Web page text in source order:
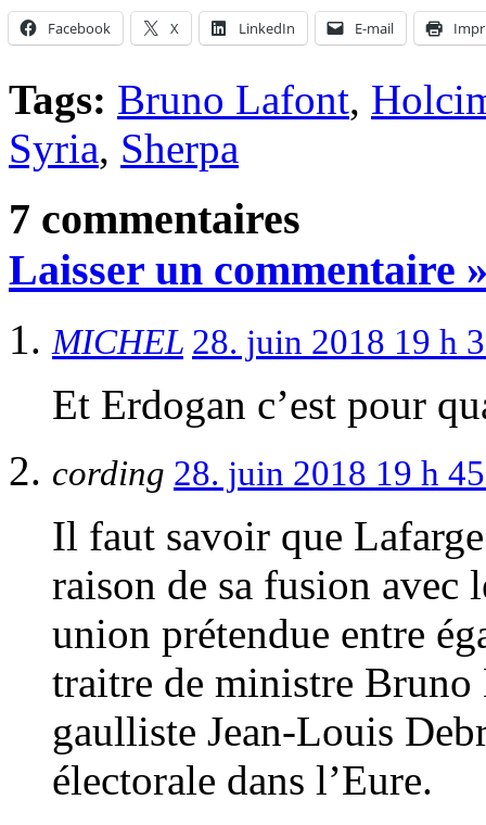
Facebook X LinkedIn E-mail
Tags: Bruno Lafont,
Syria, Sherpa
7 commentaires
Laisser un commentaire
MICHEL 28. juin 2018 19 h
Et Erdogan c’est pour
cording 28. juin 2018 19 h
Il faut savoir que
raison de sa fusion avec
union prétendue entre
traitre de ministre
gaulliste Jean-Louis
électorale dans l’Eure.